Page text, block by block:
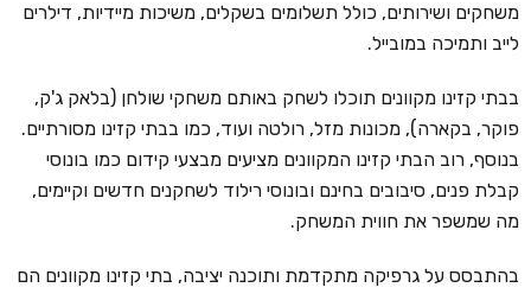
משחקים ושירותים, כולל תשלומים בשקלים, משיכות מיידיות, דילרים
לייב ותמיכה במובייל.
בבתי קזינו מקוונים תוכלו לשחק באותם משחקי שולחן (בלאק ג'ק,
פוקר, בקארה), מכונות מזל, רולטה ועוד, כמו בבתי קזינו מסורתיים.
בנוסף, רוב הבתי קזינו המקוונים מציעים מבצעי קידום כמו בונוסי
קבלת פנים, סיבובים בחינם ובונוסי רילוד לשחקנים חדשים וקיימים,
מה שמשפר את חווית המשחק.
בהתבסס על גרפיקה מתקדמת ותוכנה יציבה, בתי קזינו מקוונים הם